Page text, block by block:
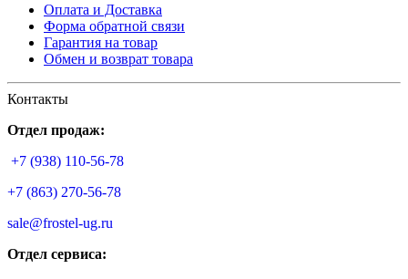
Оплата и Доставка
Форма обратной связи
Гарантия на товар
Обмен и возврат товара
Контакты
Отдел продаж:
+7 (938) 110-56-78
+7 (863) 270-56-78
sale@frostel-ug.ru
Отдел сервиса: